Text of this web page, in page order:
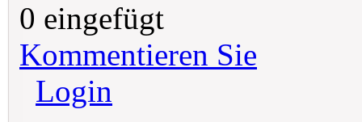
0 eingefügt
Kommentieren Sie
Login